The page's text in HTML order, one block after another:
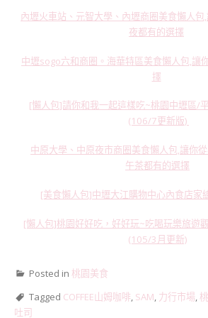
內壢火車站、元智大學、內壢商圈美食懶人
夜都有的選擇
中壢sogo六和商圈。海華特區美食懶人包,讓
擇
[懶人包]請你和我一起這樣吃~桃園中壢區/
(106/7更新版)
中原大學、中原夜市商圈美食懶人包,讓你
午茶都有的選擇
[美食懶人包]中壢大江購物中心內食店家
[懶人包]桃園好好吃，好好玩~吃喝玩樂旅遊
(105/3月更新)
Posted in 桃園美食
Tagged COFFEE山姆咖啡, SAM, 力行市場,
吐司